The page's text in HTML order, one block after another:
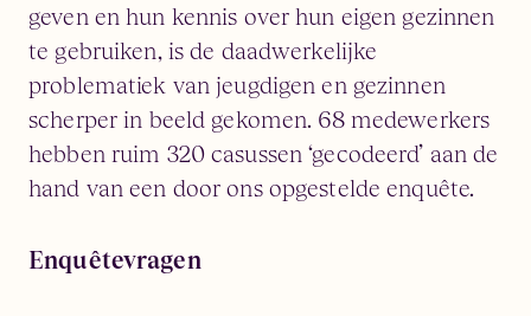
geven en hun kennis over hun eigen gezinnen
te gebruiken, is de daadwerkelijke
problematiek van jeugdigen en gezinnen
scherper in beeld gekomen. 68 medewerkers
hebben ruim 320 casussen ‘gecodeerd’ aan de
hand van een door ons opgestelde enquête.
Enquêtevragen